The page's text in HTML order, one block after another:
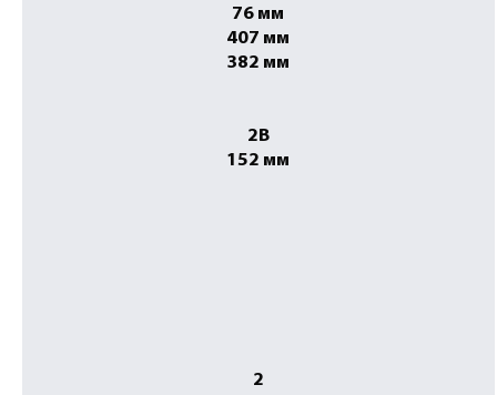
76 мм
407 мм
382 мм
2B
152 мм
2